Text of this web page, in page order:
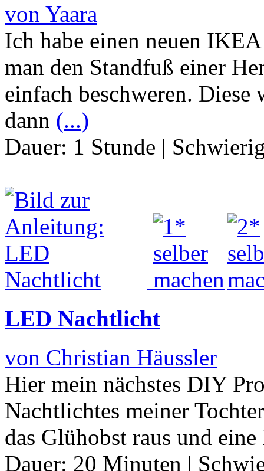
von Yaara
Ich habe einen neuen
man den Standfuß einer
einfach beschweren.
dann (...)
Dauer: 1 Stunde |
LED Nachtlicht
von Christian Häussler
Hier mein nächstes DIY
Nachtlichtes meiner
das Glühobst raus und
Dauer: 20 Minuten |